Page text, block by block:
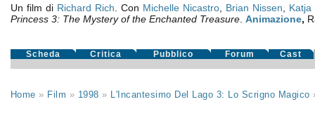
Un film di Richard Rich . Con Michelle Nicastro, Brian Nissen
Katja
Princess 3: The Mystery of the Enchanted Treasure. Animazione,
Scheda Critica Pubblico Forum Cast
Home » Film » 1998 » L'Incantesimo Del Lago 3: Lo Scrigno Magico